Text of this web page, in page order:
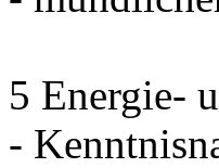
5 Energie-
-